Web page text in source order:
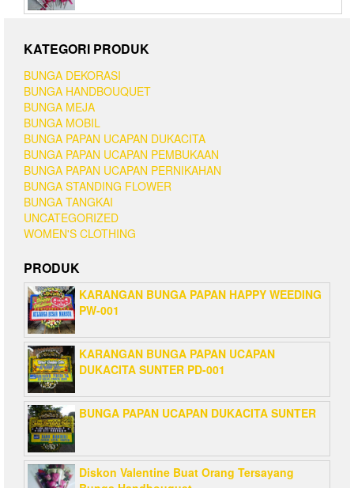
KATEGORI PRODUK
BUNGA DEKORASI
BUNGA HANDBOUQUET
BUNGA MEJA
BUNGA MOBIL
BUNGA PAPAN UCAPAN DUKACITA
BUNGA PAPAN UCAPAN PEMBUKAAN
BUNGA PAPAN UCAPAN PERNIKAHAN
BUNGA STANDING FLOWER
BUNGA TANGKAI
UNCATEGORIZED
WOMEN'S CLOTHING
PRODUK
KARANGAN BUNGA PAPAN HAPPY WEEDING
PW-001
KARANGAN BUNGA PAPAN UCAPAN
DUKACITA SUNTER PD-001
BUNGA PAPAN UCAPAN DUKACITA SUNTER
Diskon Valentine Buat Orang Tersayang